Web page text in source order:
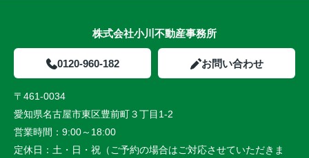
株式会社小川不動産事務所
0120-960-182 お問い合わせ
〒461-0034
愛知県名古屋市東区豊前町３丁目1-2
営業時間： 9:00～18:00
定休日： 土・日・祝（ご予約の場合はご対応させていただきま